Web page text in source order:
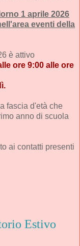
1 aprile 2026
eventi della
è attivo
ore 9:00 alle ore
fascia d'età che
anno di scuola
ai contatti presenti
Estivo